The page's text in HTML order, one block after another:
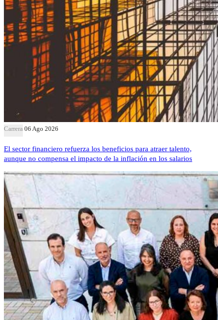
Carrera 06 Ago 2026
El sector financiero refuerza los beneficios para atraer talento,
aunque no compensa el impacto de la inflación en los salarios